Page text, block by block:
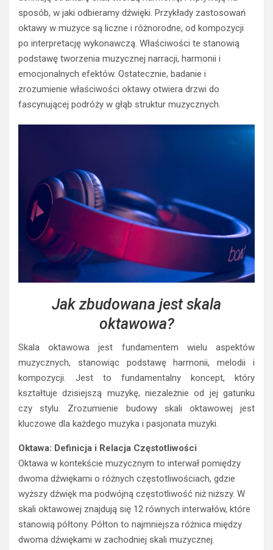
sposób, w jaki odbieramy dźwięki. Przykłady zastosowań
oktawy w muzyce są liczne i różnorodne, od kompozycji
po interpretację wykonawczą. Właściwości te stanowią
podstawę tworzenia muzycznej narracji, harmonii i
emocjonalnych efektów. Ostatecznie, badanie i
zrozumienie właściwości oktawy otwiera drzwi do
fascynującej podróży w głąb struktur muzycznych.
Jak zbudowana jest skala
oktawowa?
Skala oktawowa jest fundamentem wielu aspektów
muzycznych, stanowiąc podstawę harmonii, melodii i
kompozycji. Jest to fundamentalny koncept, który
kształtuje dzisiejszą muzykę, niezależnie od jej gatunku
czy stylu. Zrozumienie budowy skali oktawowej jest
kluczowe dla każdego muzyka i pasjonata muzyki.
Oktawa: Definicja i Relacja Częstotliwości
Oktawa w kontekście muzycznym to interwał pomiędzy
dwoma dźwiękami o różnych częstotliwościach, gdzie
wyższy dźwięk ma podwójną częstotliwość niż niższy. W
skali oktawowej znajdują się 12 równych interwałów, które
stanowią półtony. Półton to najmniejsza różnica między
dwoma dźwiękami w zachodniej skali muzycznej.